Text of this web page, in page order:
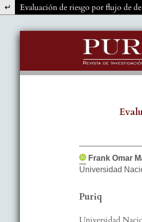
Volver a los detalles del artículo
Evaluación de riesgo por flujo de